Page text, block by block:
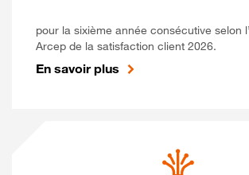
pour la sixième année consécutive selon
Arcep de la satisfaction client 2026.
En savoir plus